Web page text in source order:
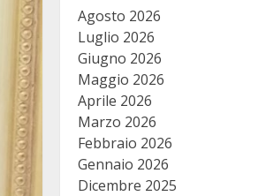
Agosto 2026
Luglio 2026
Giugno 2026
Maggio 2026
Aprile 2026
Marzo 2026
Febbraio 2026
Gennaio 2026
Dicembre 2025